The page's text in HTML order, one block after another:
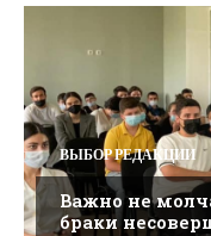
ВЫБОР РЕДАКЦИИ
Важно не
браки